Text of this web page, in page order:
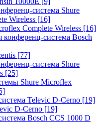
система Shure
Wireless [16]
Complete Wireless [16]
система Bosch
[77]
система Shure
[25]
Shure Microflex
Televic D-Cerno [19]
D-Cerno [19]
Bosch CCS 1000 D